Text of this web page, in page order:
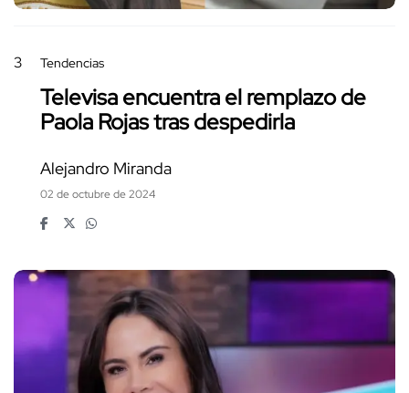
3 Tendencias
Televisa encuentra el remplazo de
Paola Rojas tras despedirla
Alejandro Miranda
02 de octubre de 2024